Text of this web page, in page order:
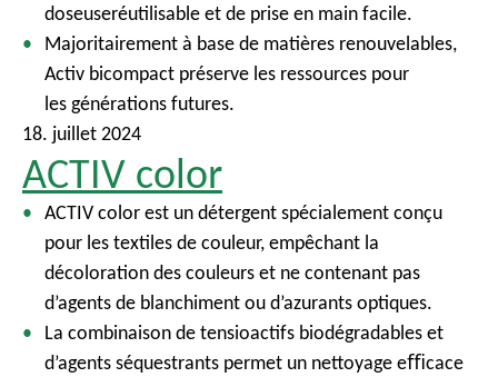
doseuseréutilisable et de prise en main facile.
Majoritairement à base de matières renouvelables,
Activ bicompact préserve les ressources pour
les générations futures.
18. juillet 2024
ACTIV color
ACTIV color est un détergent spécialement conçu
pour les textiles de couleur, empêchant la
décoloration des couleurs et ne contenant pas
d’agents de blanchiment ou d’azurants optiques.
La combinaison de tensioactifs biodégradables et
d’agents séquestrants permet un nettoyage eﬃcace